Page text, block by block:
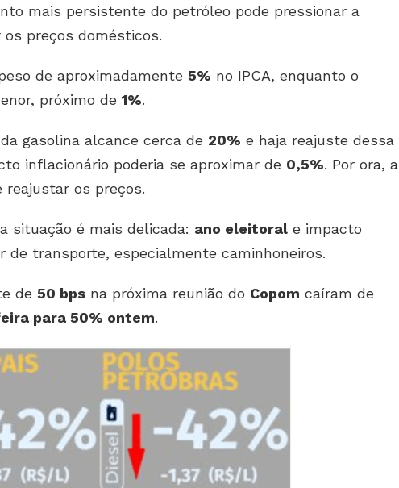
mais persistente do petróleo pode pressionar a
os preços domésticos.
de aproximadamente 5% no IPCA, enquanto o
próximo de 1%.
gasolina alcance cerca de 20% e haja reajuste dessa
inflacionário poderia se aproximar de 0,5%. Por ora, a
reajustar os preços.
situação é mais delicada: ano eleitoral e impacto
de transporte, especialmente caminhoneiros.
de 50 bps na próxima reunião do Copom caíram de
para 50% ontem.